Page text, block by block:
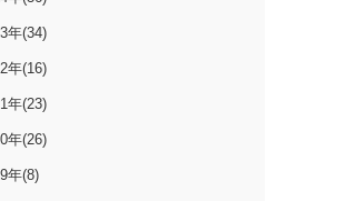
年(34)
年(16)
年(23)
年(26)
年(8)